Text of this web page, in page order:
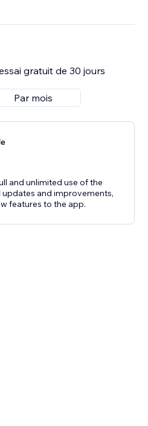
gratuit de 30 jours
Par mois
and unlimited use of the
updates and improvements,
features to the app.